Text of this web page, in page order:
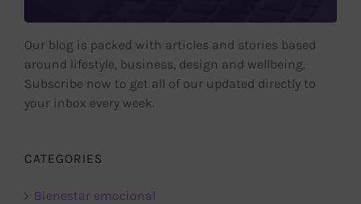
Our blog is packed with articles and stories based
around lifestyle, business, design and wellbeing.
Subscribe now to get all of our updated directly to
your inbox every week.
CATEGORIES
Bienestar emocional